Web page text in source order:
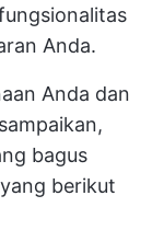
Anda.
Anda dan
bagus
berikut